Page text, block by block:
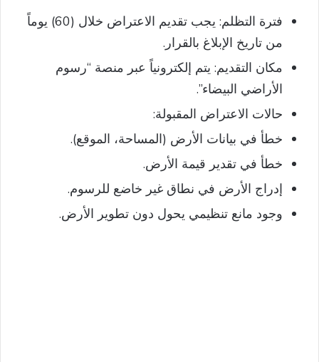
فترة التظلم: يجب تقديم الاعتراض خلال (60) يوماً
من تاريخ الإبلاغ بالقرار.
مكان التقديم: يتم إلكترونياً عبر منصة “رسوم
الأراضي البيضاء”.
حالات الاعتراض المقبولة:
خطأ في بيانات الأرض (المساحة، الموقع).
خطأ في تقدير قيمة الأرض.
إدراج الأرض في نطاق غير خاضع للرسوم.
وجود مانع تنظيمي يحول دون تطوير الأرض.